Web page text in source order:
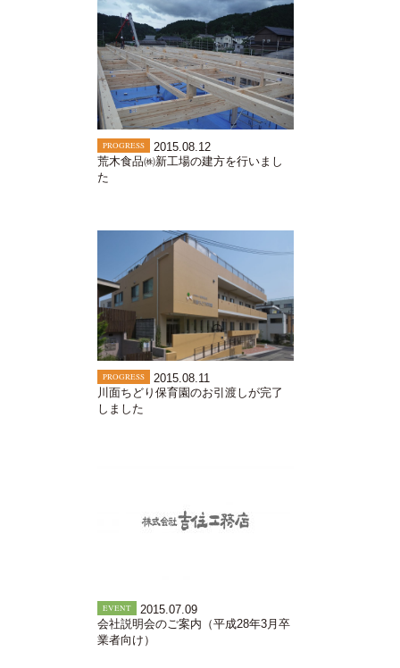
PROGRESS
2015.08.12
荒木食品㈱新工場の建方を行いまし
た
PROGRESS
2015.08.11
川面ちどり保育園のお引渡しが完了
しました
EVENT
2015.07.09
会社説明会のご案内（平成28年3月卒
業者向け）